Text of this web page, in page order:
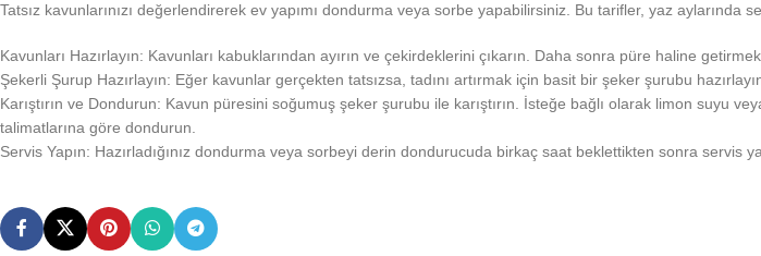
Tatsız kavunlarınızı değerlendirerek ev yapımı dondurma veya sorbe yapabilirsiniz. Bu tarifler, yaz
Kavunları Hazırlayın: Kavunları kabuklarından ayırın ve çekirdeklerini çıkarın. Daha sonra püre haline
Şekerli Şurup Hazırlayın: Eğer kavunlar gerçekten tatsızsa, tadını artırmak için basit bir şeker şurubu
Karıştırın ve Dondurun: Kavun püresini soğumuş şeker şurubu ile karıştırın. İsteğe bağlı olarak limon suyu
talimatlarına göre dondurun.
Servis Yapın: Hazırladığınız dondurma veya sorbeyi derin dondurucuda birkaç saat beklettikten sonra